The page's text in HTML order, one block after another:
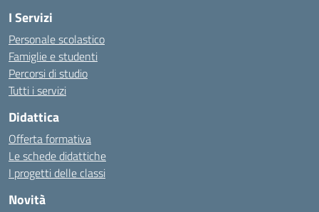
I Servizi
Personale scolastico
Famiglie e studenti
Percorsi di studio
Tutti i servizi
Didattica
Offerta formativa
Le schede didattiche
I progetti delle classi
Novità